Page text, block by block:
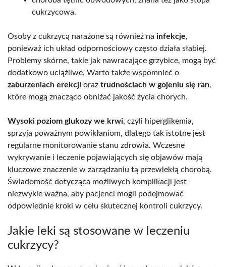
cukrzycowa.
Osoby z cukrzycą narażone są również na infekcje,
ponieważ ich układ odpornościowy często działa słabiej.
Problemy skórne, takie jak nawracające grzybice, mogą być
dodatkowo uciążliwe. Warto także wspomnieć o
zaburzeniach erekcji oraz trudnościach w gojeniu się ran,
które mogą znacząco obniżać jakość życia chorych.
Wysoki poziom glukozy we krwi, czyli hiperglikemia,
sprzyja poważnym powikłaniom, dlatego tak istotne jest
regularne monitorowanie stanu zdrowia. Wczesne
wykrywanie i leczenie pojawiających się objawów mają
kluczowe znaczenie w zarządzaniu tą przewlekłą chorobą.
Świadomość dotycząca możliwych komplikacji jest
niezwykle ważna, aby pacjenci mogli podejmować
odpowiednie kroki w celu skutecznej kontroli cukrzycy.
Jakie leki są stosowane w leczeniu
cukrzycy?